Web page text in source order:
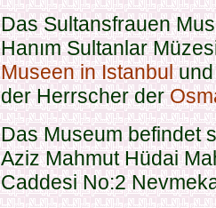
Das Sultansfrauen
Hanım Sultanlar
Museen in Istanbulund
der Herrscher der
Das Museum befindet
Aziz Mahmut Hüdai
Caddesi No:2